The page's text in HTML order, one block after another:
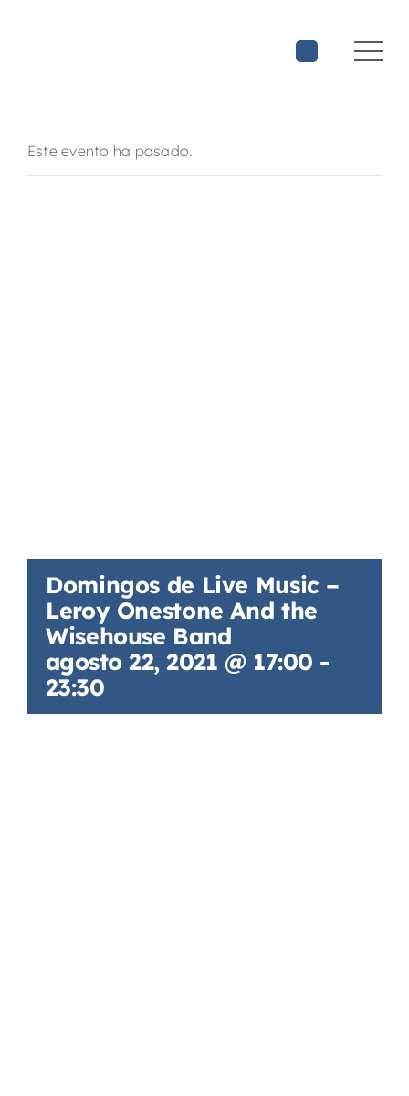
Este evento ha pasado.
Domingos de Live Music –
Leroy Onestone And the
Wisehouse Band
agosto 22, 2021 @ 17:00 -
23:30